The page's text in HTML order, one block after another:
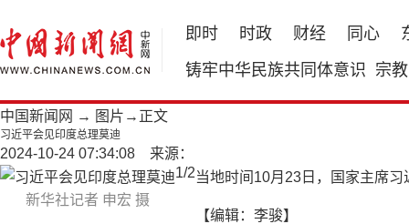
即时 时政 财经 同心
铸牢中华民族共同体意识 宗教
中国新闻网 → 图片 →正文
习近平会见印度总理莫迪
2024-10-24 07:34:08 来源：
新华社记者 申宏 摄
1/2当地时间10月23日，国家主席
【编辑：李骏】